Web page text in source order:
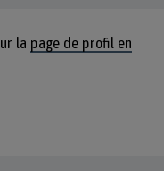
la page de profil en